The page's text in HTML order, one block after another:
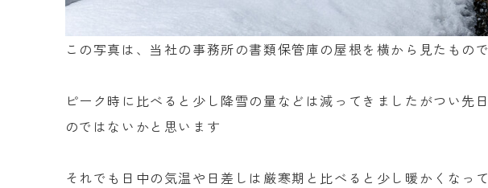
この写真は、当社の事務所の書類保管庫の屋根を横から見たもの
ピーク時に比べると少し降雪の量などは減ってきましたがつい先
のではないかと思います
それでも日中の気温や日差しは厳寒期と比べると少し暖かくなっ